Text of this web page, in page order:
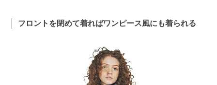
フロントを閉めて着ればワンピース風にも着られる